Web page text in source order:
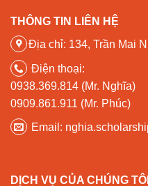
THÔNG TIN LIÊN HỆ
Địa chỉ: 134, Trần Mai
Điện thoại:
0938.369.814 (Mr. Nghĩa)
0909.861.911 (Mr. Phúc)
Email:
DỊCH VỤ CỦA CHÚNG TÔI